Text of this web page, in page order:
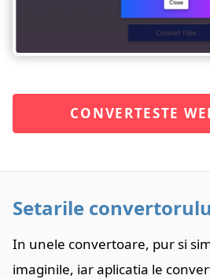
CONVERTESTE
Setarile
In unele convertoare, pur si
imaginile, iar aplicatia le